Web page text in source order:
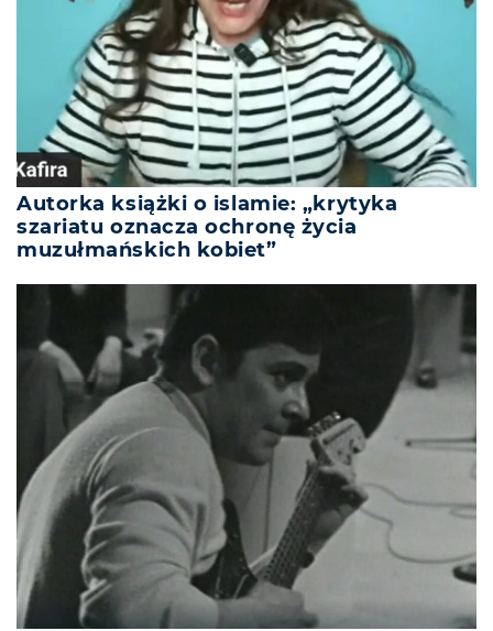
Autorka książki o islamie: „krytyka
szariatu oznacza ochronę życia
muzułmańskich kobiet”